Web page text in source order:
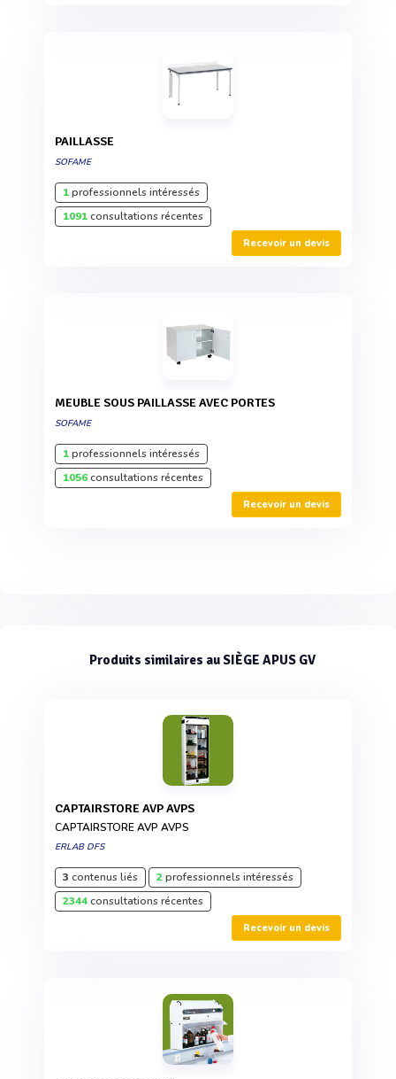
PAILLASSE
SOFAME
1professionnels intéressés
1091consultations récentes
Recevoir un devis
MEUBLE SOUS PAILLASSE AVEC PORTES
SOFAME
1professionnels intéressés
1056consultations récentes
Recevoir un devis
Produits similaires au SIÈGE APUS GV
CAPTAIRSTORE AVP AVPS
CAPTAIRSTORE AVP AVPS
ERLAB DFS
3 contenus liés 2professionnels intéressés
2344consultations récentes
Recevoir un devis